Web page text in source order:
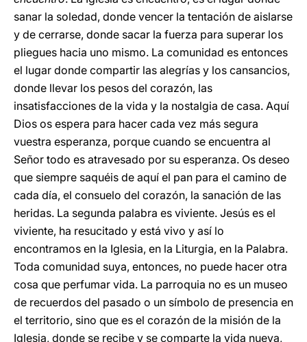
sanar la soledad, donde vencer la tentación de aislarse
y de cerrarse, donde sacar la fuerza para superar los
pliegues hacia uno mismo. La comunidad es entonces
el lugar donde compartir las alegrías y los cansancios,
donde llevar los pesos del corazón, las
insatisfacciones de la vida y la nostalgia de casa. Aquí
Dios os espera para hacer cada vez más segura
vuestra esperanza, porque cuando se encuentra al
Señor todo es atravesado por su esperanza. Os deseo
que siempre saquéis de aquí el pan para el camino de
cada día, el consuelo del corazón, la sanación de las
heridas. La segunda palabra es viviente. Jesús es el
viviente, ha resucitado y está vivo y así lo
encontramos en la Iglesia, en la Liturgia, en la Palabra.
Toda comunidad suya, entonces, no puede hacer otra
cosa que perfumar vida. La parroquia no es un museo
de recuerdos del pasado o un símbolo de presencia en
el territorio, sino que es el corazón de la misión de la
Iglesia, donde se recibe y se comparte la vida nueva,